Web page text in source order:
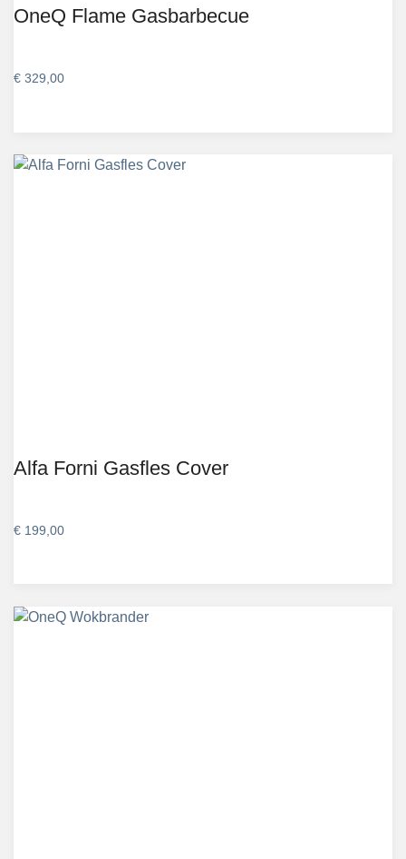
OneQ Flame Gasbarbecue
€ 329,00
Alfa Forni Gasfles Cover
€ 199,00